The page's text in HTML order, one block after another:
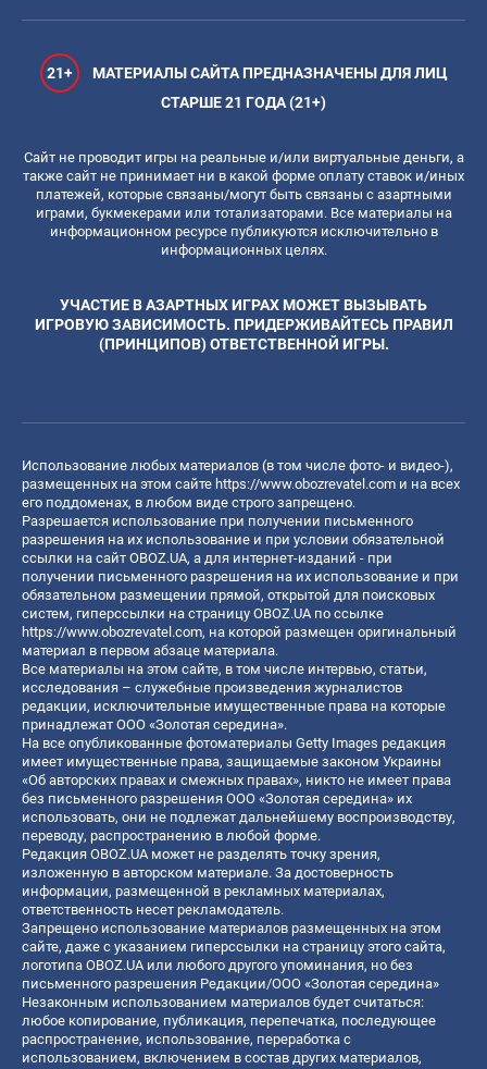
21+
МАТЕРИАЛЫ САЙТА ПРЕДНАЗНАЧЕНЫ ДЛЯ ЛИЦ
СТАРШЕ 21 ГОДА (21+)
Сайт не проводит игры на реальные и/или виртуальные деньги, а
также сайт не принимает ни в какой форме оплату ставок и/иных
платежей, которые связаны/могут быть связаны с азартными
играми, букмекерами или тотализаторами. Все материалы на
информационном ресурсе публикуются исключительно в
информационных целях.
УЧАСТИЕ В АЗАРТНЫХ ИГРАХ МОЖЕТ ВЫЗЫВАТЬ
ИГРОВУЮ ЗАВИСИМОСТЬ. ПРИДЕРЖИВАЙТЕСЬ ПРАВИЛ
(ПРИНЦИПОВ) ОТВЕТСТВЕННОЙ ИГРЫ.
Использование любых материалов (в том числе фото- и видео-),
размещенных на этом сайте https://www.obozrevatel.com и на всех
его поддоменах, в любом виде строго запрещено.
Разрешается использование при получении письменного
разрешения на их использование и при условии обязательной
ссылки на сайт OBOZ.UA, а для интернет-изданий - при
получении письменного разрешения на их использование и при
обязательном размещении прямой, открытой для поисковых
систем, гиперссылки на страницу OBOZ.UA по ссылке
https://www.obozrevatel.com, на которой размещен оригинальный
материал в первом абзаце материала.
Все материалы на этом сайте, в том числе интервью, статьи,
исследования – служебные произведения журналистов
редакции, исключительные имущественные права на которые
принадлежат ООО «Золотая середина».
На все опубликованные фотоматериалы Getty Images редакция
имеет имущественные права, защищаемые законом Украины
«Об авторских правах и смежных правах», никто не имеет права
без письменного разрешения ООО «Золотая середина» их
использовать, они не подлежат дальнейшему воспроизводству,
переводу, распространению в любой форме.
Редакция OBOZ.UA может не разделять точку зрения,
изложенную в авторском материале. За достоверность
информации, размещенной в рекламных материалах,
ответственность несет рекламодатель.
Запрещено использование материалов размещенных на этом
сайте, даже с указанием гиперссылки на страницу этого сайта,
логотипа OBOZ.UA или любого другого упоминания, но без
письменного разрешения Редакции/ООО «Золотая середина»
Незаконным использованием материалов будет считаться:
любое копирование, публикация, перепечатка, последующее
распространение, использование, переработка с
использованием, включением в состав других материалов,